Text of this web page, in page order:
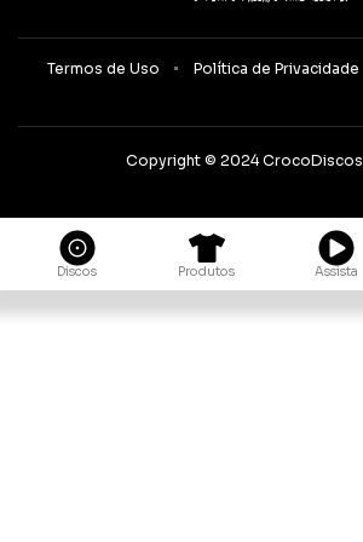
Termos de Uso Política de Privacidade
Copyright © 2024 CrocoDiscos
Discos Produtos Assista